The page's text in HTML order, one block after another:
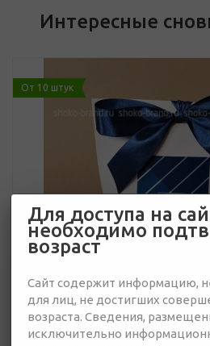
Интересные
От 10 штук
Для доступа на
необходимо
возраст
Сайт содержит информацию,
для лиц, не достигших
возраста. Сведения,
исключительно